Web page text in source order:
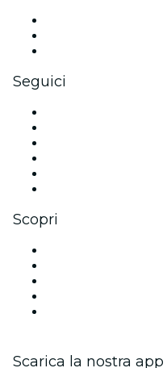
Seguici
Scopri
Scarica la nostra app